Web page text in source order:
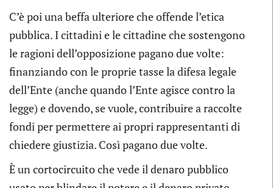
C’è poi una beffa ulteriore che offende l’etica
pubblica. I cittadini e le cittadine che sostengono
le ragioni dell’opposizione pagano due volte:
finanziando con le proprie tasse la difesa legale
dell’Ente (anche quando l’Ente agisce contro la
legge) e dovendo, se vuole, contribuire a raccolte
fondi per permettere ai propri rappresentanti di
chiedere giustizia. Così pagano due volte.
È un cortocircuito che vede il denaro pubblico